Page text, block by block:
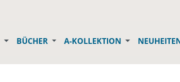
BÜCHER A-KOLLEKTION